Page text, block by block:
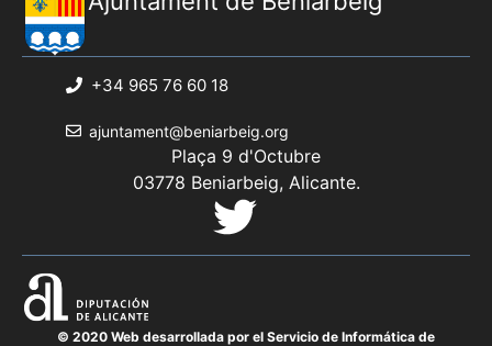
+34 965 76 60 18
ajuntament@beniarbeig.org
Plaça 9 d'Octubre
03778 Beniarbeig, Alicante.
© 2020 Web desarrollada por el Servicio de Informática de